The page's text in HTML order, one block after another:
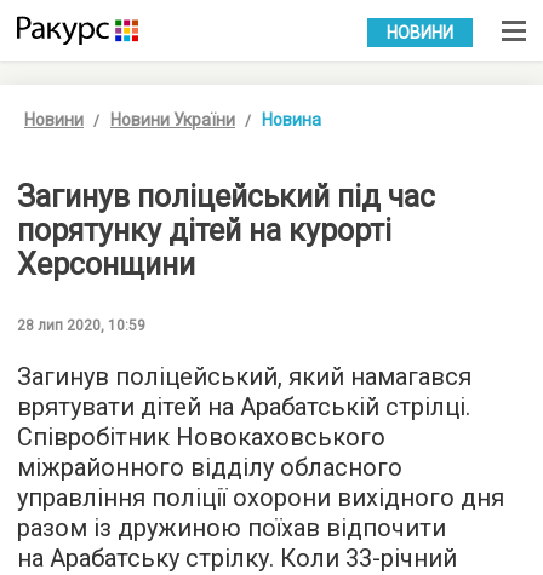
УКР РУС
НОВИНИ
Новини Новини України Новина
Загинув поліцейський під час
порятунку дітей на курорті
Херсонщини
28 лип 2020, 10:59
Загинув поліцейський, який намагався
врятувати дітей на Арабатській стрілці.
Співробітник Новокаховського
міжрайонного відділу обласного
управління поліції охорони вихідного дня
разом із дружиною поїхав відпочити
на Арабатську стрілку. Коли 33-річний